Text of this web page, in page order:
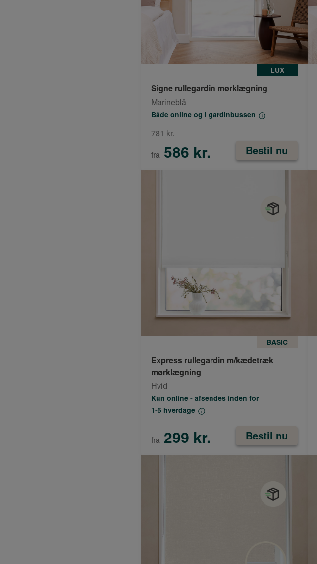
LUX
Signe rullegardin mørklægning
Marineblå
Både online og i gardinbussen
fra 586 kr.
781 kr.
Bestil nu
BASIC
Express rullegardin m/kædetræk
mørklægning
Hvid
Kun online - afsendes inden for
1-5 hverdage
fra 299 kr. Bestil nu